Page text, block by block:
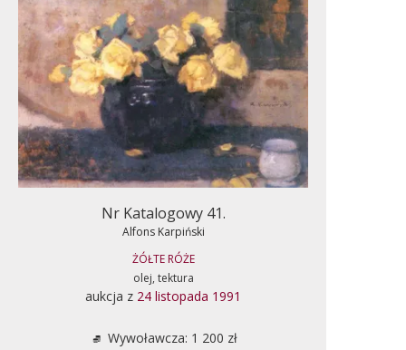
Nr Katalogowy 41.
Alfons Karpiński
ŻÓŁTE RÓŻE
olej, tektura
aukcja z 24 listopada 1991
Wywoławcza: 1 200 zł